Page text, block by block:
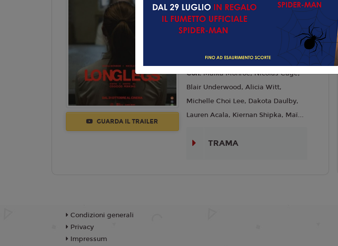
GUARDA IL TRAILER
Genere: Horror, Thriller
Lingua:Italiano
Anno:2024
Con:Maika Monroe, Nicolas Cage,
Blair Underwood, Alicia Witt,
Michelle Choi Lee, Dakota Daulby,
Lauren Acala, Kiernan Shipka, Maï...
TRAMA
Condizioni generali
Privacy
Impressum